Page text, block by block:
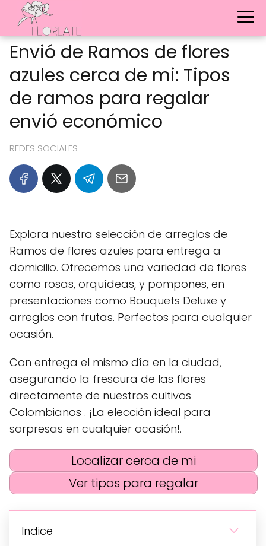
Envió de Ramos de flores
azules cerca de mi: Tipos
de ramos para regalar
envió económico
REDES SOCIALES
Explora nuestra selección de arreglos de
Ramos de flores azules para entrega a
domicilio. Ofrecemos una variedad de flores
como rosas, orquídeas, y pompones, en
presentaciones como Bouquets Deluxe y
arreglos con frutas. Perfectos para cualquier
ocasión.
Con entrega el mismo día en la ciudad,
asegurando la frescura de las flores
directamente de nuestros cultivos
Colombianos . ¡La elección ideal para
sorpresas en cualquier ocasión!.
Localizar cerca de mi
Ver tipos para regalar
Indice